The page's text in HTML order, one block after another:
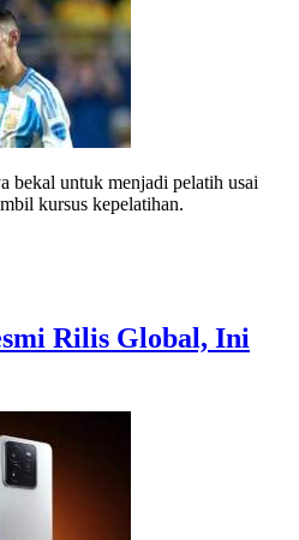
untuk menjadi pelatih usai
kursus kepelatihan.
Rilis Global, Ini